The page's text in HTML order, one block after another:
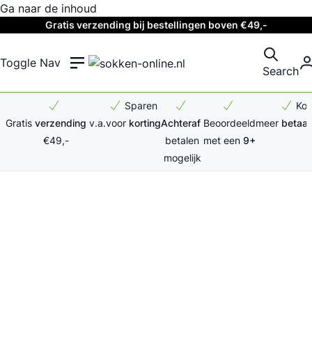
Ga naar de inhoud
Gratis verzending bij bestellingen boven €49,-
Toggle Nav
Search
Gratis verzending v.a.
€49,-
Sparen
voor kortingAchteraf
betalen
mogelijk
Beoordeeld
met een 9+
meer betaal